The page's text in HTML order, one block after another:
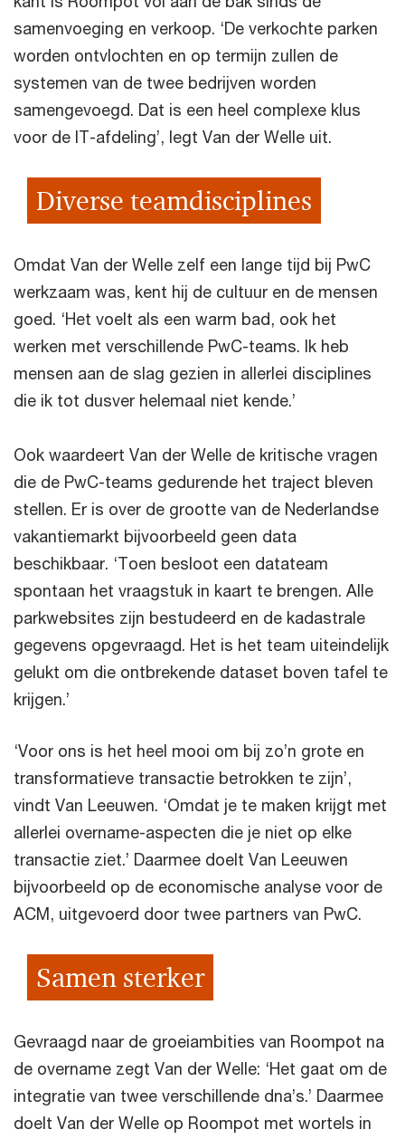
samenvoeging en verkoop. ‘De verkochte parken
worden ontvlochten en op termijn zullen de
systemen van de twee bedrijven worden
samengevoegd. Dat is een heel complexe klus
voor de IT-afdeling’, legt Van der Welle uit.
Diverse teamdisciplines
Omdat Van der Welle zelf een lange tijd bij PwC
werkzaam was, kent hij de cultuur en de mensen
goed. ‘Het voelt als een warm bad, ook het
werken met verschillende PwC-teams. Ik heb
mensen aan de slag gezien in allerlei disciplines
die ik tot dusver helemaal niet kende.’
Ook waardeert Van der Welle de kritische vragen
die de PwC-teams gedurende het traject bleven
stellen. Er is over de grootte van de Nederlandse
vakantiemarkt bijvoorbeeld geen data
beschikbaar. ‘Toen besloot een datateam
spontaan het vraagstuk in kaart te brengen. Alle
parkwebsites zijn bestudeerd en de kadastrale
gegevens opgevraagd. Het is het team uiteindelijk
gelukt om die ontbrekende dataset boven tafel te
krijgen.’
‘Voor ons is het heel mooi om bij zo’n grote en
transformatieve transactie betrokken te zijn’,
vindt Van Leeuwen. ‘Omdat je te maken krijgt met
allerlei overname-aspecten die je niet op elke
transactie ziet.’ Daarmee doelt Van Leeuwen
bijvoorbeeld op de economische analyse voor de
ACM, uitgevoerd door twee partners van PwC.
Samen sterker
Gevraagd naar de groeiambities van Roompot na
de overname zegt Van der Welle: ‘Het gaat om de
integratie van twee verschillende dna’s.’ Daarmee
doelt Van der Welle op Roompot met wortels in